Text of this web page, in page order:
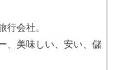
行会社。
、美味しい、安い、儲